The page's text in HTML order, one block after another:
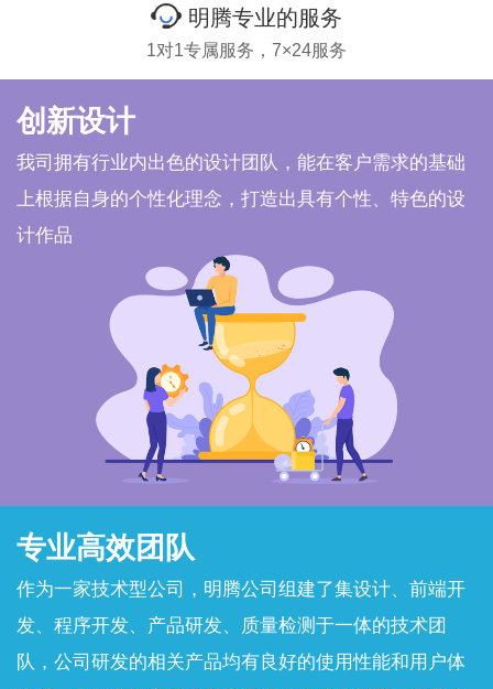
明腾专业的服务
1对1专属服务，7×24服务
创新设计
我司拥有行业内出色的设计团队，能在客户需求的基础
上根据自身的个性化理念，打造出具有个性、特色的设
计作品
专业高效团队
作为一家技术型公司，明腾公司组建了集设计、前端开
发、程序开发、产品研发、质量检测于一体的技术团
队，公司研发的相关产品均有良好的使用性能和用户体